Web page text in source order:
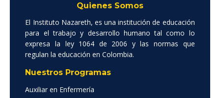
Quienes Somos
El Instituto Nazareth, es una institución de educación
para el trabajo y desarrollo humano tal como lo
expresa la ley 1064 de 2006 y las normas que
regulan la educación en Colombia.
Nuestros Programas
Auxiliar en Enfermería